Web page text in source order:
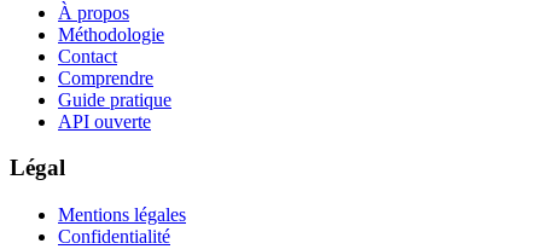
À propos
Méthodologie
Contact
Comprendre
Guide pratique
API ouverte
Légal
Mentions légales
Confidentialité